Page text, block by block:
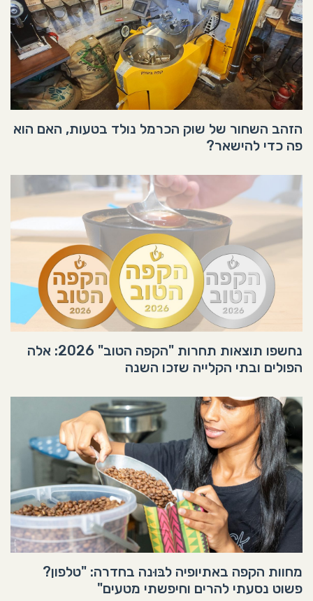
הזהב השחור של שוק הכרמל נולד בטעות, האם הוא
פה כדי להישאר?
נחשפו תוצאות תחרות "הקפה הטוב" 2026: אלה
הפולים ובתי הקלייה שזכו השנה
מחוות הקפה באתיופיה לבּוּנה בחדרה: "טלפון?
פשוט נסעתי להרים וחיפשתי מטעים"